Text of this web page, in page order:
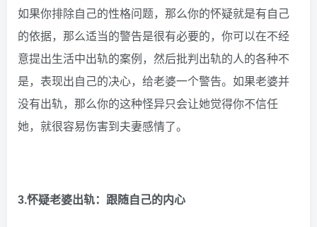
如果你排除自己的性格问题，那么你的怀疑就是有自己
的依据，那么适当的警告是很有必要的，你可以在不经
意提出生活中出轨的案例，然后批判出轨的人的各种不
是，表现出自己的决心，给老婆一个警告。如果老婆并
没有出轨，那么你的这种怪异只会让她觉得你不信任
她，就很容易伤害到夫妻感情了。
3.怀疑老婆出轨：跟随自己的内心